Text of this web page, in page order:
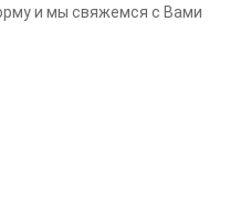
и мы свяжемся с Вами